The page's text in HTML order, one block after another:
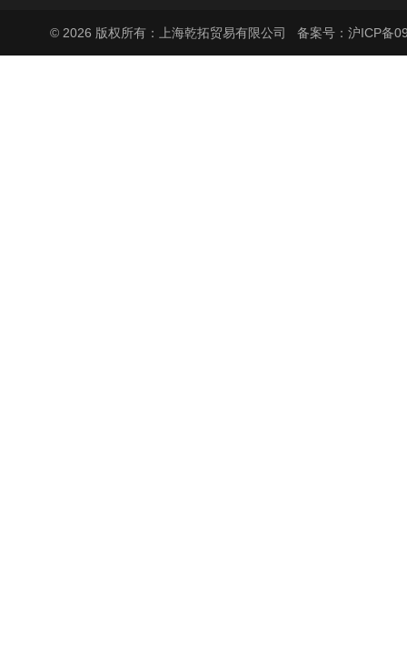
© 2026 版权所有：上海乾拓贸易有限公司 备案号：沪ICP备